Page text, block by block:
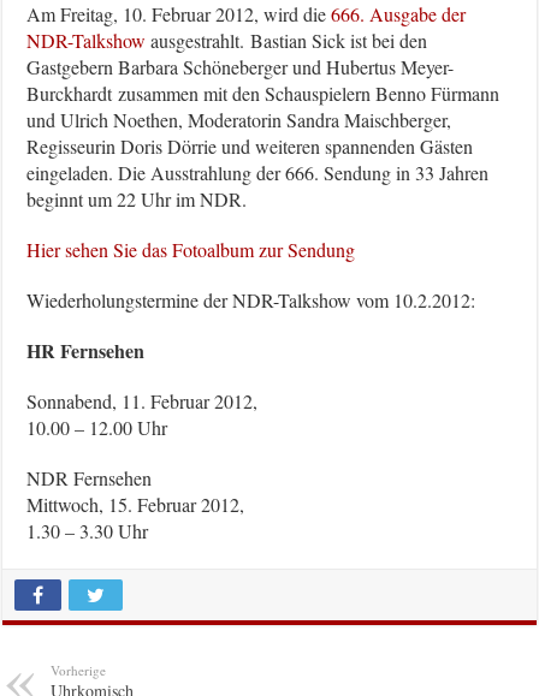
Am Freitag, 10. Februar 2012, wird die666. Ausgabe der
NDR-Talkshow ausgestrahlt. Bastian Sick ist bei den
Gastgebern Barbara Schöneberger und Hubertus Meyer-
Burckhardt zusammen mit den Schauspielern Benno Fürmann
und Ulrich Noethen, Moderatorin Sandra Maischberger,
Regisseurin Doris Dörrie und weiteren spannenden Gästen
eingeladen. Die Ausstrahlung der 666. Sendung in 33 Jahren
beginnt um 22 Uhr im NDR.
Hier sehen Sie das Fotoalbum zur Sendung
Wiederholungstermine der NDR-Talkshow vom 10.2.2012:
HR Fernsehen
Sonnabend, 11. Februar 2012,
10.00 – 12.00 Uhr
NDR Fernsehen
Mittwoch, 15. Februar 2012,
1.30 – 3.30 Uhr
Vorherige
Uhrkomisch